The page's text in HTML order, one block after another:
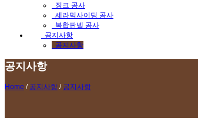
징크 공사
세라믹사이딩 공사
복합판넬 공사
공지사항
공지사항
공지사항
Home / 공지사항 / 공지사항